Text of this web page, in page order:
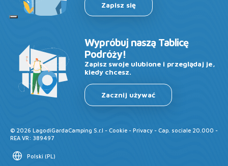
Zapisz się
Wypróbuj naszą Tablicę
Podróży!
Zapisz swoje ulubione i przeglądaj je,
kiedy chcesz.
Zacznij używać
© 2026 LagodiGardaCamping S.r.l - Cookie - Privacy - Cap. sociale 20.000 -
REA VR: 389497
Polski (PL)